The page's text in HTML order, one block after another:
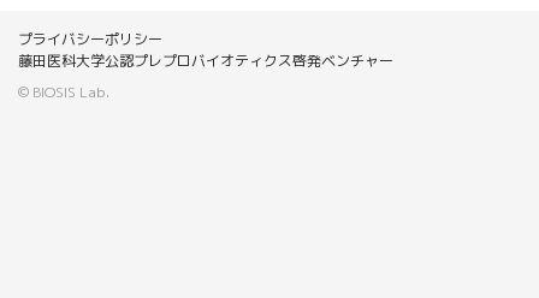
プライバシーポリシー
藤田医科大学公認プレプロバイオティクス啓発ベンチャー
© BIOSIS Lab.